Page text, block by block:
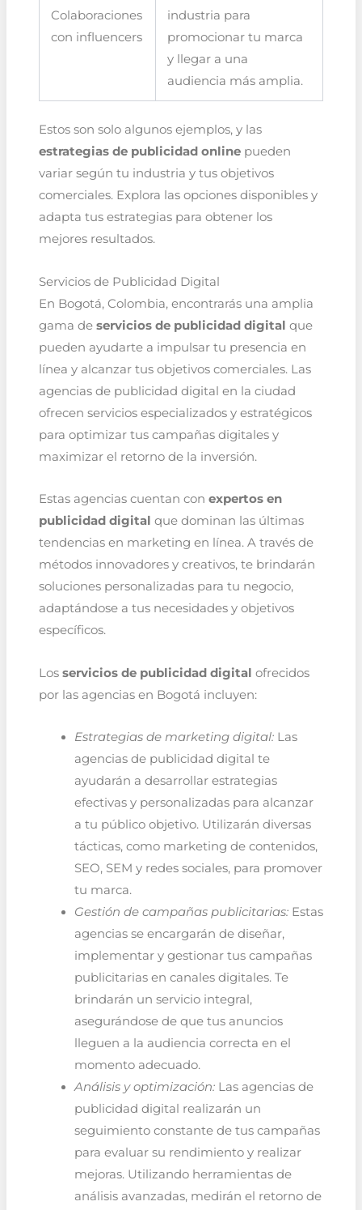
Colaboraciones
con influencers
industria para
promocionar tu marca
y llegar a una
audiencia más amplia.
Estos son solo algunos ejemplos, y las
estrategias de publicidad onlinepueden
variar según tu industria y tus objetivos
comerciales. Explora las opciones disponibles y
adapta tus estrategias para obtener los
mejores resultados.
Servicios de Publicidad Digital
En Bogotá, Colombia, encontrarás una amplia
gama de servicios de publicidad digital que
pueden ayudarte a impulsar tu presencia en
línea y alcanzar tus objetivos comerciales. Las
agencias de publicidad digital en la ciudad
ofrecen servicios especializados y estratégicos
para optimizar tus campañas digitales y
maximizar el retorno de la inversión.
Estas agencias cuentan con expertos en
publicidad digital que dominan las últimas
tendencias en marketing en línea. A través de
métodos innovadores y creativos, te brindarán
soluciones personalizadas para tu negocio,
adaptándose a tus necesidades y objetivos
específicos.
Los servicios de publicidad digital ofrecidos
por las agencias en Bogotá incluyen:
Estrategias de marketing digital:Las
agencias de publicidad digital te
ayudarán a desarrollar estrategias
efectivas y personalizadas para alcanzar
a tu público objetivo. Utilizarán diversas
tácticas, como marketing de contenidos,
SEO, SEM y redes sociales, para promover
tu marca.
Gestión de campañas publicitarias:Estas
agencias se encargarán de diseñar,
implementar y gestionar tus campañas
publicitarias en canales digitales. Te
brindarán un servicio integral,
asegurándose de que tus anuncios
lleguen a la audiencia correcta en el
momento adecuado.
Análisis y optimización:Las agencias de
publicidad digital realizarán un
seguimiento constante de tus campañas
para evaluar su rendimiento y realizar
mejoras. Utilizando herramientas de
análisis avanzadas, medirán el retorno de